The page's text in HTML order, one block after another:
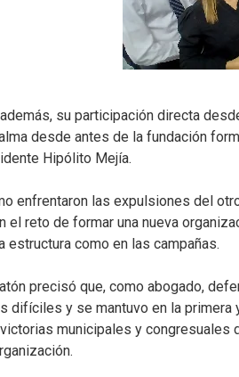
su participación directa
desde antes de la fundación
Hipólito Mejía.
enfrentaron las expulsiones del
el reto de formar una nueva
estructura como en las campañas.
precisó que, como abogado,
difíciles y se mantuvo en la primera
municipales y congresuales